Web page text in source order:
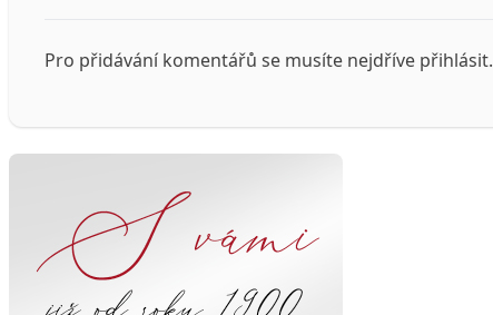
Pro přidávání komentářů se musíte nejdříve přihlásit.